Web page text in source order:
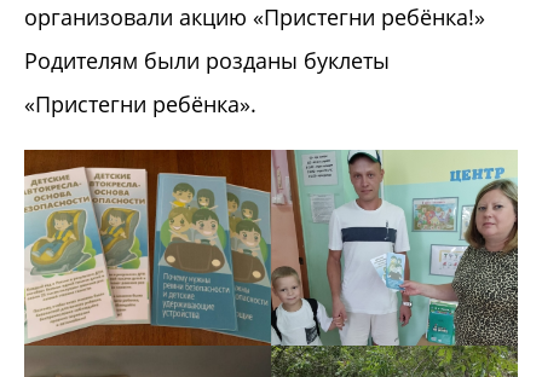
организовали акцию «Пристегни ребёнка!»
Родителям были розданы буклеты
«Пристегни ребёнка».